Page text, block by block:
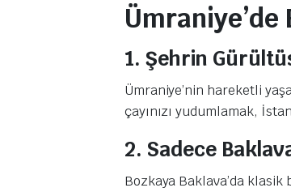
1. Şehrin
Ümraniye’nin hareketli
çayınızı yudumlamak,
2. Sadece
Bozkaya Baklava’da klasik